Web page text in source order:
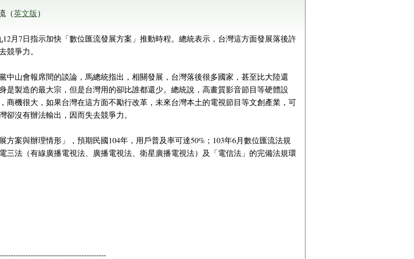
（英文版）
12月7日指示加快「數位匯流發展方案」推動時程。總統表示，台灣這方面發展落後許
競爭力。
中山會報席間的談論，馬總統指出，相關發展，台灣落後很多國家，甚至比大陸還
是製造的最大宗，但是台灣用的卻比誰都還少。總統說，高畫質影音節目等硬體設
商機很大，如果台灣在這方面不勵行改革，未來台灣本土的電視節目等文創產業，可
沒有辦法輸出，因而失去競爭力。
方案與辦理情形」，預期民國104年，用戶普及率可達50%；103年6月數位匯流法規
三法（有線廣播電視法、廣播電視法、衛星廣播電視法）及「電信法」的完備法規環